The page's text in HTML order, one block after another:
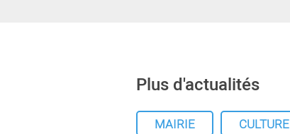
Plus d'actualités
MAIRIE CULTURE